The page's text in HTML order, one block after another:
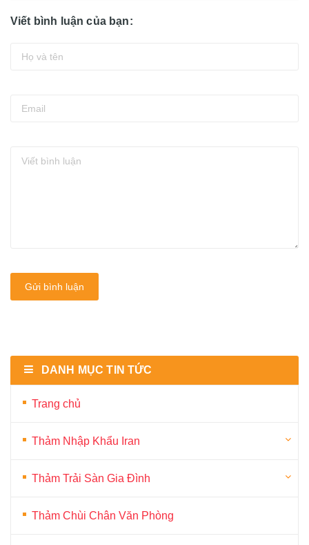
Viết bình luận của bạn:
Gửi bình luận
DANH MỤC TIN TỨC
Trang chủ
Thảm Nhập Khẩu Iran
Thảm Trải Sàn Gia Đình
Thảm Chùi Chân Văn Phòng